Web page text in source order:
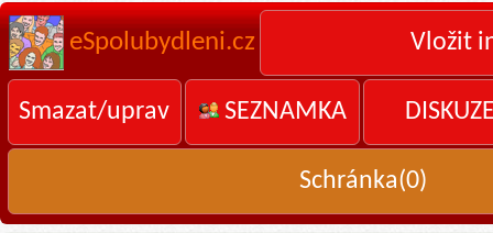
eSpolubydleni.cz Vložit
Smazat/uprav SEZNAMKA
Schránka(0)